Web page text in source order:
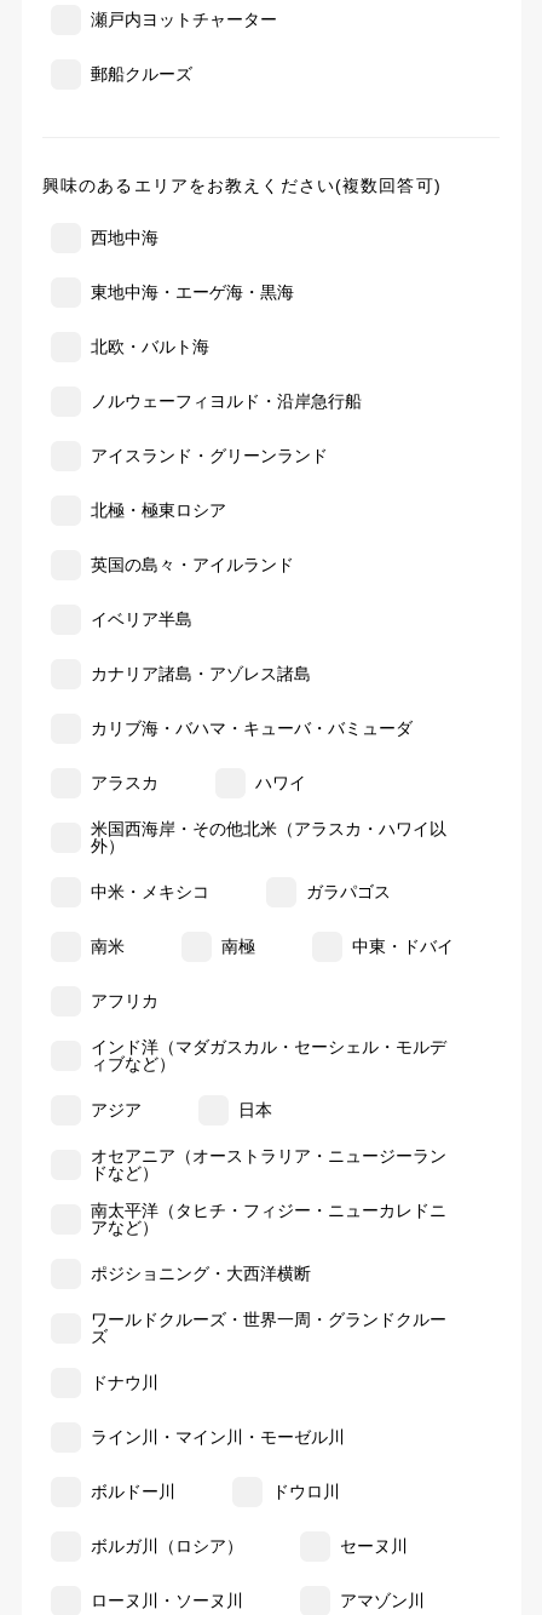
瀬戸内ヨットチャーター
郵船クルーズ
興味のあるエリアをお教えください(複数回答可)
西地中海
東地中海・エーゲ海・黒海
北欧・バルト海
ノルウェーフィヨルド・沿岸急行船
アイスランド・グリーンランド
北極・極東ロシア
英国の島々・アイルランド
イベリア半島
カナリア諸島・アゾレス諸島
カリブ海・バハマ・キューバ・バミューダ
アラスカ ハワイ
米国西海岸・その他北米（アラスカ・ハワイ以
外）
中米・メキシコ ガラパゴス
南米 南極 中東・ドバイ
アフリカ
インド洋（マダガスカル・セーシェル・モルデ
ィブなど）
アジア 日本
オセアニア（オーストラリア・ニュージーラン
ドなど）
南太平洋（タヒチ・フィジー・ニューカレドニ
アなど）
ポジショニング・大西洋横断
ワールドクルーズ・世界一周・グランドクルー
ズ
ドナウ川
ライン川・マイン川・モーゼル川
ボルドー川 ドウロ川
ボルガ川（ロシア） セーヌ川
ローヌ川・ソーヌ川 アマゾン川